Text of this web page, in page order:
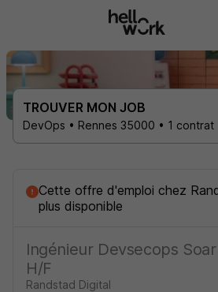
TROUVER MON JOB
DevOps • Rennes 35000 • 1 contrat
Cette offre d'emploi chez
plus disponible
Ingénieur Devsecops
H/F
Randstad Digital